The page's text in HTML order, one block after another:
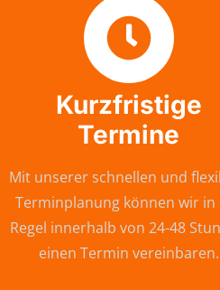
Kurzfristige
Termine
Mit unserer schnellen und
Terminplanung können wir in
Regel innerhalb von 24-48
einen Termin vereinbaren.